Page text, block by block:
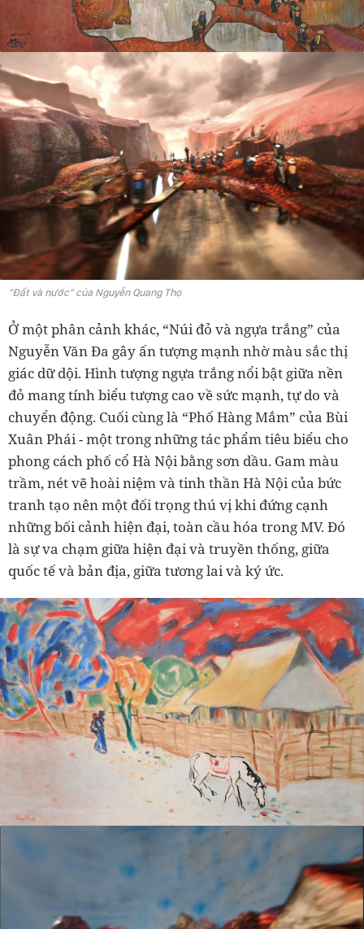
“Đất và nước” của Nguyễn Quang Thọ
Ở một phân cảnh khác, “Núi đỏ và ngựa trắng” của
Nguyễn Văn Đa gây ấn tượng mạnh nhờ màu sắc thị
giác dữ dội. Hình tượng ngựa trắng nổi bật giữa nền
đỏ mang tính biểu tượng cao về sức mạnh, tự do và
chuyển động. Cuối cùng là “Phố Hàng Mắm” của Bùi
Xuân Phái - một trong những tác phẩm tiêu biểu cho
phong cách phố cổ Hà Nội bằng sơn dầu. Gam màu
trầm, nét vẽ hoài niệm và tinh thần Hà Nội của bức
tranh tạo nên một đối trọng thú vị khi đứng cạnh
những bối cảnh hiện đại, toàn cầu hóa trong MV. Đó
là sự va chạm giữa hiện đại và truyền thống, giữa
quốc tế và bản địa, giữa tương lai và ký ức.